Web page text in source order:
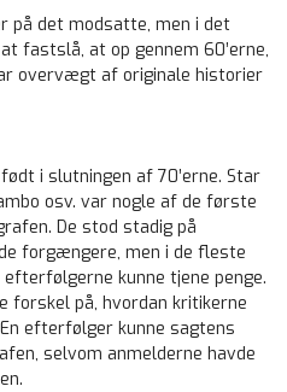
på det modsatte, men i det
fastslå, at op gennem 60’erne,
overvægt af originale historier
i slutningen af 70’erne. Star
osv. var nogle af de første
De stod stadig på
forgængere, men i de fleste
kunne tjene penge.
forskel på, hvordan kritikerne
efterfølger kunne sagtens
selvom anmelderne havde